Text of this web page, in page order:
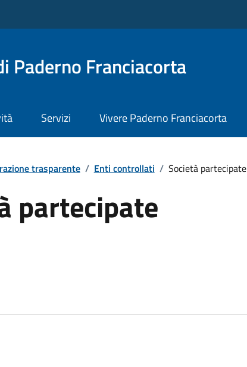
Paderno Franciacorta
Servizi Vivere Paderno Franciacorta
trasparente / Enti controllati / Società partecipate
partecipate